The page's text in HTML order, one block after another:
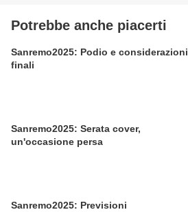
Potrebbe anche piacerti
Sanremo2025: Podio e considerazioni
finali
Sanremo2025: Serata cover,
un'occasione persa
Sanremo2025: Previsioni